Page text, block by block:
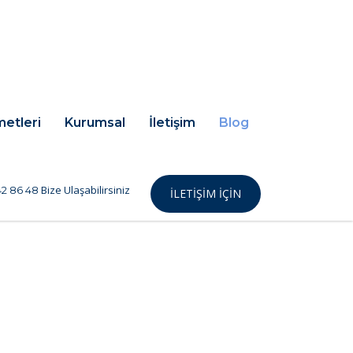
Kurumsal İletişim Blog
86 48 Bize Ulaşabilirsiniz İLETIŞIM IÇIN